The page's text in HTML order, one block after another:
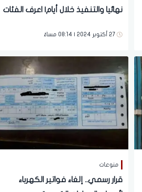
نهائيا والتنفيذ خلال أيام| اعرف الفئات
27 أكتوبر 2024 | 08:14 مساءً
منوعات
قرار رسمي.. إلغاء فواتير الكهرباء